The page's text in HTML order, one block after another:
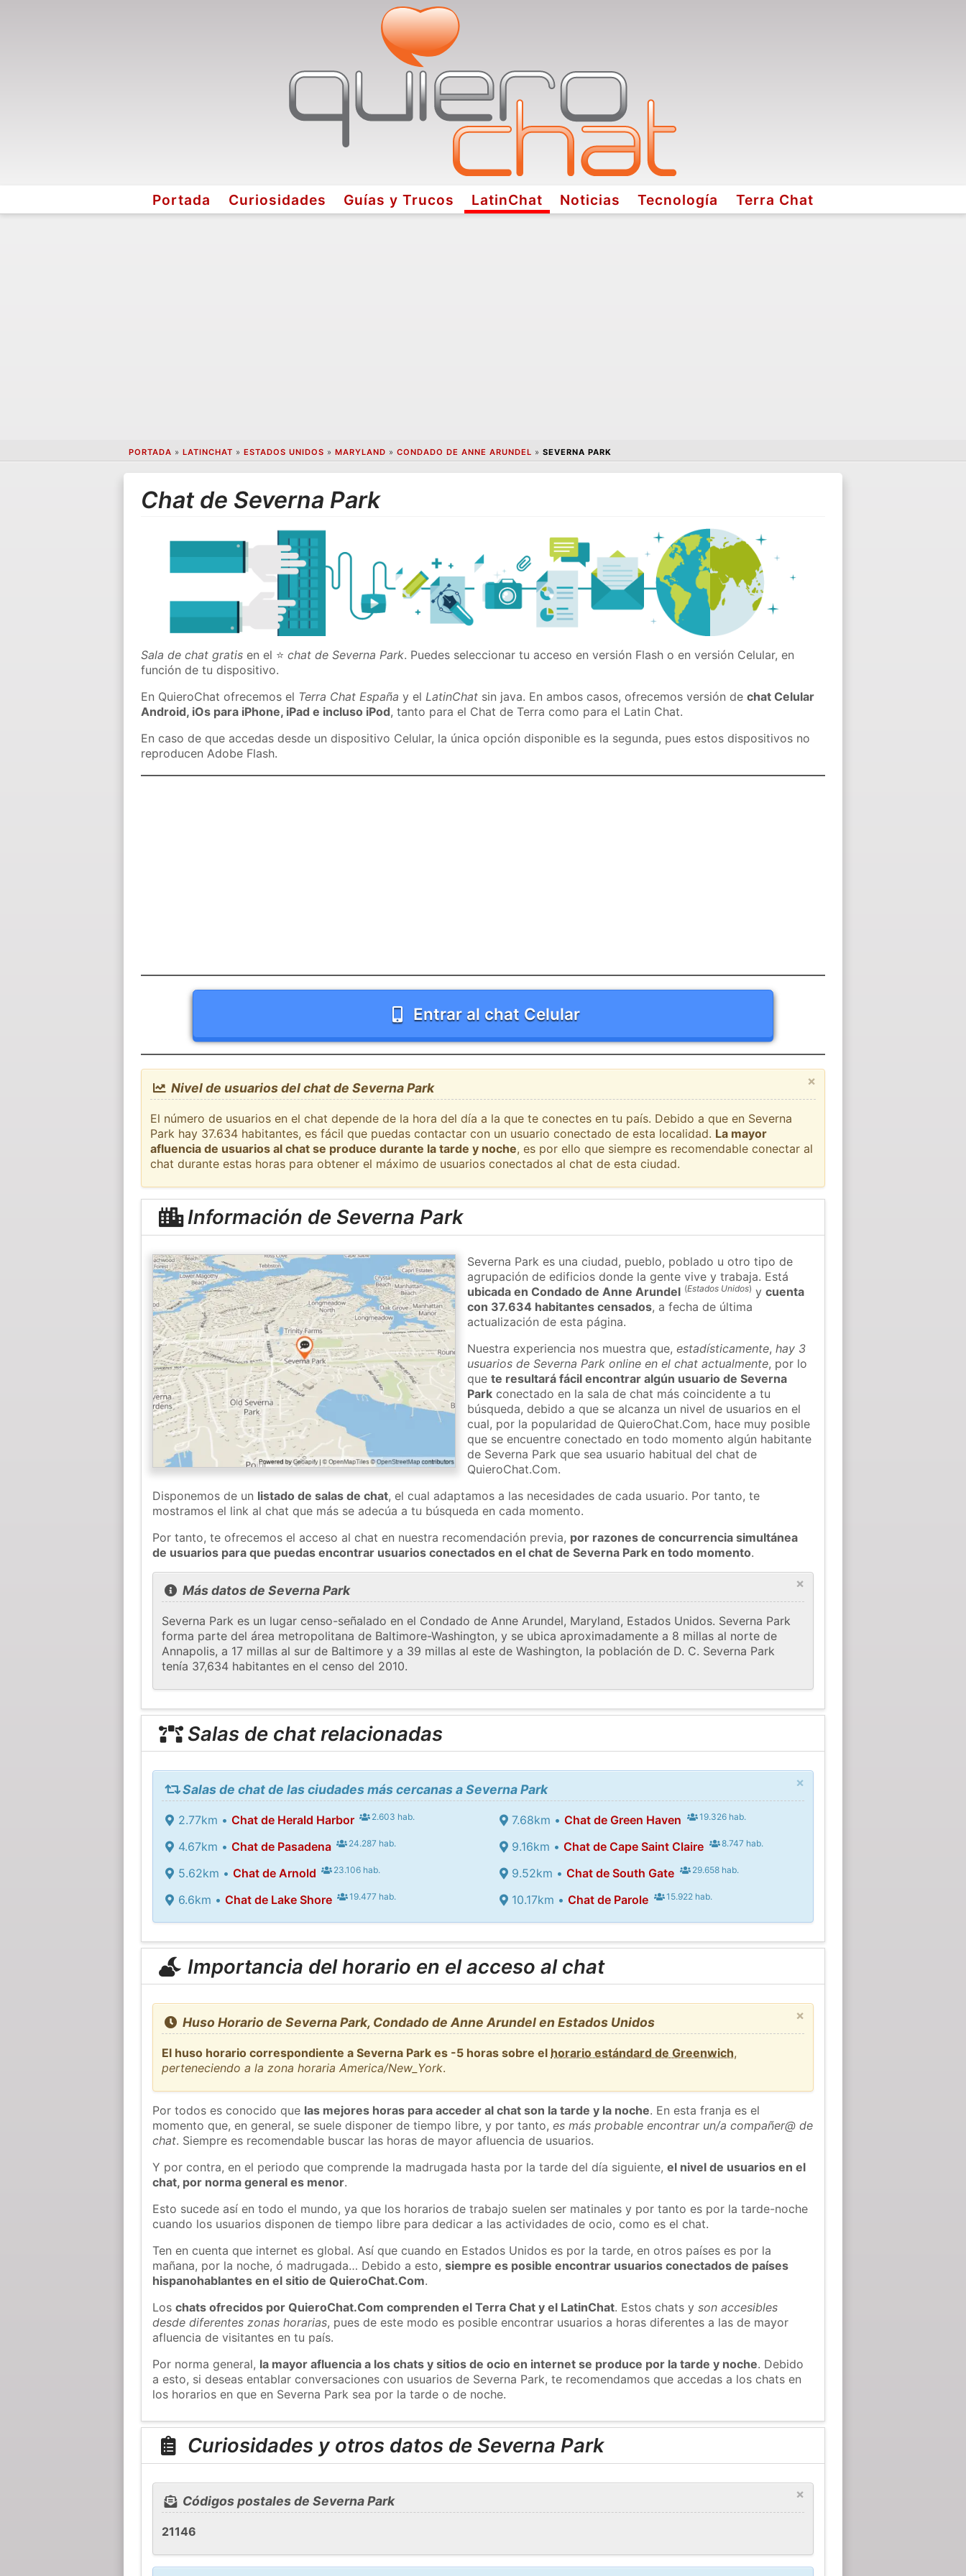
Portada Curiosidades Guías y Trucos LatinChat Noticias Tecnología Terra Chat
PORTADA » LATINCHAT » ESTADOS UNIDOS » MARYLAND » CONDADO DE ANNE ARUNDEL » SEVERNA PARK
Chat de Severna Park
Sala de chat gratis en el ⭐chat de Severna Park. Puedes seleccionar tu acceso en versión Flash o en versión Celular, en
función de tu dispositivo.
En QuieroChat ofrecemos el Terra Chat España y elLatinChat sin java. En ambos casos, ofrecemos versión dechat Celular
Android, iOs para iPhone, iPad e incluso iPod, tanto para el Chat de Terra como para el Latin Chat.
En caso de que accedas desde un dispositivo Celular, la única opción disponible es la segunda, pues estos dispositivos no
reproducen Adobe Flash.
Entrar al chat Celular
×
Nivel de usuarios del chat de Severna Park
El número de usuarios en el chat depende de la hora del día a la que te conectes en tu país. Debido a que en Severna
Park hay 37.634 habitantes, es fácil que puedas contactar con un usuario conectado de esta localidad. La mayor
afluencia de usuarios al chat se produce durante la tarde y noche, es por ello que siempre es recomendable conectar al
chat durante estas horas para obtener el máximo de usuarios conectados al chat de esta ciudad.
Información de Severna Park
Severna Park es una ciudad, pueblo, poblado u otro tipo de
agrupación de edificios donde la gente vive y trabaja. Está
ubicada en Condado de Anne Arundel (Estados Unidos) ycuenta
con 37.634 habitantes censados, a fecha de última
actualización de esta página.
Nuestra experiencia nos muestra que,estadísticamente,hay 3
usuarios de Severna Park online en el chat actualmente, por lo
quete resultará fácil encontrar algún usuario de Severna
Park conectado en la sala de chat más coincidente a tu
búsqueda, debido a que se alcanza un nivel de usuarios en el
cual, por la popularidad de QuieroChat.Com, hace muy posible
que se encuentre conectado en todo momento algún habitante
de Severna Park que sea usuario habitual del chat de
QuieroChat.Com.
Disponemos de un listado de salas de chat, el cual adaptamos a las necesidades de cada usuario. Por tanto, te
mostramos el link al chat que más se adecúa a tu búsqueda en cada momento.
Por tanto, te ofrecemos el acceso al chat en nuestra recomendación previa, por razones de concurrencia simultánea
de usuarios para que puedas encontrar usuarios conectados en el chat de Severna Park en todo momento.
×
Más datos de Severna Park
Severna Park es un lugar censo-señalado en el Condado de Anne Arundel, Maryland, Estados Unidos. Severna Park
forma parte del área metropolitana de Baltimore-Washington, y se ubica aproximadamente a 8 millas al norte de
Annapolis, a 17 millas al sur de Baltimore y a 39 millas al este de Washington, la población de D. C. Severna Park
tenía 37,634 habitantes en el censo del 2010.
Salas de chat relacionadas
×
Salas de chat de las ciudades más cercanas a Severna Park
2.77km • Chat de Herald Harbor 2.603 hab.
4.67km • Chat de Pasadena 24.287 hab.
5.62km • Chat de Arnold 23.106 hab.
6.6km • Chat de Lake Shore 19.477 hab.
7.68km •Chat de Green Haven 19.326 hab.
9.16km •Chat de Cape Saint Claire 8.747 hab.
9.52km •Chat de South Gate 29.658 hab.
10.17km •Chat de Parole 15.922 hab.
Importancia del horario en el acceso al chat
×
Huso Horario de Severna Park, Condado de Anne Arundel en Estados Unidos
El huso horario correspondiente a Severna Park es -5 horas sobre el horario estándard de Greenwich,
perteneciendo a la zona horaria America/New_York.
Por todos es conocido que las mejores horas para acceder al chat son la tarde y la noche. En esta franja es el
momento que, en general, se suele disponer de tiempo libre, y por tanto,es más probable encontrar un/a compañer@ de
chat. Siempre es recomendable buscar las horas de mayor afluencia de usuarios.
Y por contra, en el periodo que comprende la madrugada hasta por la tarde del día siguiente,el nivel de usuarios en el
chat, por norma general es menor.
Esto sucede así en todo el mundo, ya que los horarios de trabajo suelen ser matinales y por tanto es por la tarde-noche
cuando los usuarios disponen de tiempo libre para dedicar a las actividades de ocio, como es el chat.
Ten en cuenta que internet es global. Así que cuando en Estados Unidos es por la tarde, en otros países es por la
mañana, por la noche, ó madrugada… Debido a esto,siempre es posible encontrar usuarios conectados de países
hispanohablantes en el sitio de QuieroChat.Com.
Loschats ofrecidos por QuieroChat.Com comprenden el Terra Chat y el LatinChat. Estos chats yson accesibles
desde diferentes zonas horarias, pues de este modo es posible encontrar usuarios a horas diferentes a las de mayor
afluencia de visitantes en tu país.
Por norma general, la mayor afluencia a los chats y sitios de ocio en internet se produce por la tarde y noche. Debido
a esto, si deseas entablar conversaciones con usuarios de Severna Park, te recomendamos que accedas a los chats en
los horarios en que en Severna Park sea por la tarde o de noche.
Curiosidades y otros datos de Severna Park
×
Códigos postales de Severna Park
21146